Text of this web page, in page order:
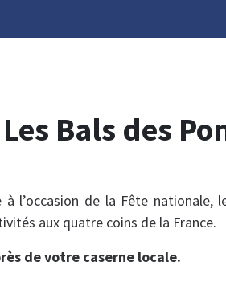
Les Bals des
à l’occasion de la Fête nationale,
aux quatre coins de la France.
de votre caserne locale.